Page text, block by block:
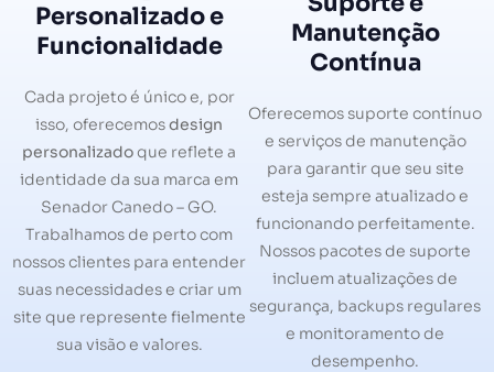
Personalizado e
Funcionalidade
Cada projeto é único e, por
isso, oferecemosdesign
personalizadoque reflete a
identidade da sua marca em
Senador Canedo – GO.
Trabalhamos de perto com
nossos clientes para entender
suas necessidades e criar um
site que represente fielmente
sua visão e valores.
Manutenção
Contínua
Oferecemos suporte contínuo
e serviços de manutenção
para garantir que seu site
esteja sempre atualizado e
funcionando perfeitamente.
Nossos pacotes de suporte
incluem atualizações de
segurança, backups regulares
e monitoramento de
desempenho.